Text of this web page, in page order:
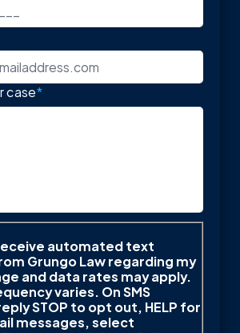
case*
automated text
Grungo Law regarding my
and data rates may apply.
varies. On SMS
STOP to opt out, HELP for
messages, select